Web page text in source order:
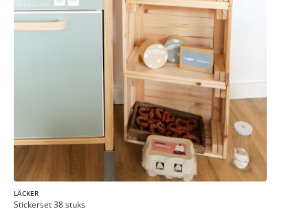
LÄCKER
Stickerset 38 stuks